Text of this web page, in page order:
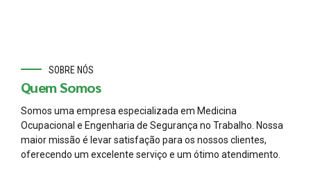
SOBRE NÓS
Quem Somos
Somos uma empresa especializada em Medicina
Ocupacional e Engenharia de Segurança no Trabalho. Nossa
maior missão é levar satisfação para os nossos clientes,
oferecendo um excelente serviço e um ótimo atendimento.